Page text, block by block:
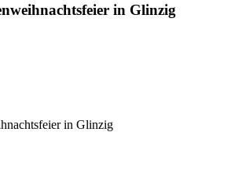
in Glinzig
in Glinzig